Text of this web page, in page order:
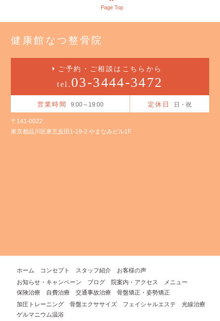
Page Top
健康館なつ整骨院
ご予約・ご相談はこちらから
tel. 03-3444-3472
営業時間 9:00～19:00 定休日 日・祝
〒141-0022
東京都品川区東五反田1-19-2 やまなみビル1F
ホーム コンセプト スタッフ紹介
お客様の声
お知らせ・キャンペーン
ブログ 院案内・アクセス
メニュー
保険治療
自費治療 交通事故治療
骨盤矯正・姿勢矯正
加圧トレーニング
骨盤エクササイズ フェイシャルエステ
光線治療
ゲルマニウム温浴